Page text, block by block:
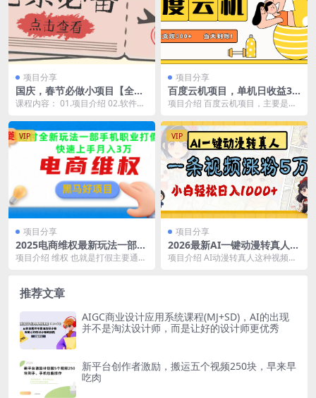
项目分享
国庆，春节必做小项目【全程
自动抢票】一键搞定高铁票 动
课程内容： 01.项目介绍 02.软件使
项目分享
百度云机项目，单机日收益30
0+，当天到账，小白上手就
项目介绍 百度云机项目，主要是通
万金币等于1块钱...
VIP
项目分享
2025电商维权最新玩法一部手
机轻松上手
项目介绍 维权 也就是打假主要通过
VIP
项目分享
2026最新AI一键动漫转真人，
一条视频涨粉5万，单日变现1
项目介绍 AI动漫转真人这种视频浏
推荐文章
AIGC商业设计应用系统课程(MJ+SD)，AI的出现
并不是淘汰设计师，而是让好的设计师更优秀
新平台创作者激励，搬运五个视频250块，早来早
吃肉